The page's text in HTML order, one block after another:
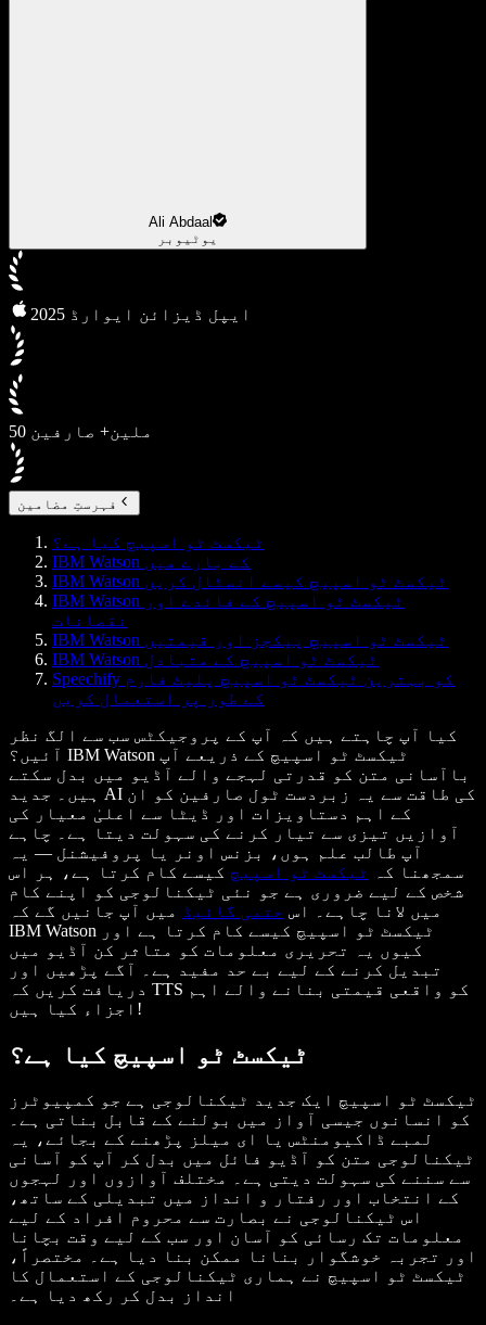
Ali Abdaal
یوٹیوبر
2025 ایپل ڈیزائن ایوارڈ
50 ملین+ صارفین
فہرستِ مضامین
ٹیکسٹ ٹو اسپیچ کیا ہے؟
IBM Watson کے بارے میں
IBM Watson ٹیکسٹ ٹو اسپیچ کیسے انسٹال کریں
IBM Watson ٹیکسٹ ٹو اسپیچ کے فائدے اور
نقصانات
IBM Watson ٹیکسٹ ٹو اسپیچ پیکجز اور قیمتیں
IBM Watson ٹیکسٹ ٹو اسپیچ کے متبادل
Speechify کو بہترین ٹیکسٹ ٹو اسپیچ پلیٹ فارم
کے طور پر استعمال کریں
کیا آپ چاہتے ہیں کہ آپ کے پروجیکٹس سب سے الگ نظر
آئیں؟ IBM Watson ٹیکسٹ ٹو اسپیچ کے ذریعے آپ
باآسانی متن کو قدرتی لہجے والے آڈیو میں بدل سکتے
ہیں۔ جدید AI کی طاقت سے یہ زبردست ٹول صارفین کو ان
کے اہم دستاویزات اور ڈیٹا سے اعلیٰ معیار کی
آوازیں تیزی سے تیار کرنے کی سہولت دیتا ہے۔ چاہے
آپ طالب علم ہوں، بزنس اونر یا پروفیشنل — یہ
سمجھنا کہ
ٹیکسٹ ٹو اسپیچ کیسے کام کرتا ہے، ہر اس
شخص کے لیے ضروری ہے جو نئی ٹیکنالوجی کو اپنے کام
میں لانا چاہے۔ اس حتمی گائیڈ میں آپ جانیں گے کہ
IBM Watson ٹیکسٹ ٹو اسپیچ کیسے کام کرتا ہے اور
کیوں یہ تحریری معلومات کو متاثر کن آڈیو میں
تبدیل کرنے کے لیے بے حد مفید ہے۔ آگے پڑھیں اور
دریافت کریں کہ TTS کو واقعی قیمتی بنانے والے اہم
اجزاء کیا ہیں!
ٹیکسٹ ٹو اسپیچ کیا ہے؟
ٹیکسٹ ٹو اسپیچ ایک جدید ٹیکنالوجی ہے جو کمپیوٹرز
کو انسانوں جیسی آواز میں بولنے کے قابل بناتی ہے۔
لمبے ڈاکیومنٹس یا ای میلز پڑھنے کے بجائے، یہ
ٹیکنالوجی متن کو آڈیو فائل میں بدل کر آپ کو آسانی
سے سننے کی سہولت دیتی ہے۔ مختلف آوازوں اور لہجوں
کے انتخاب اور رفتار و انداز میں تبدیلی کے ساتھ،
اس ٹیکنالوجی نے بصارت سے محروم افراد کے لیے
معلومات تک رسائی کو آسان اور سب کے لیے وقت بچانا
اور تجربہ خوشگوار بنانا ممکن بنا دیا ہے۔ مختصراً،
ٹیکسٹ ٹو اسپیچ نے ہماری ٹیکنالوجی کے استعمال کا
انداز بدل کر رکھ دیا ہے۔